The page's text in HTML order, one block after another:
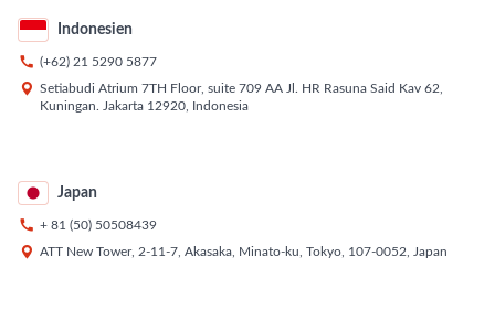
Indonesien
 (+62) 21 5290 5877
 Setiabudi Atrium 7TH Floor, suite 709 AA Jl. HR Rasuna Said Kav 62,
Kuningan. Jakarta 12920, Indonesia
Japan
 + 81 (50) 50508439
 ATT New Tower, 2-11-7, Akasaka, Minato-ku, Tokyo, 107-0052, Japan